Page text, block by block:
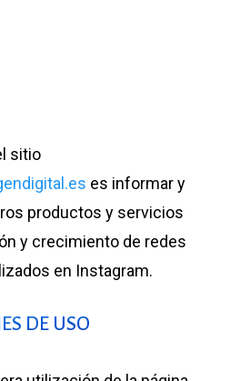
sitio
es informar y
productos y servicios
y crecimiento de redes
en Instagram.
DE USO